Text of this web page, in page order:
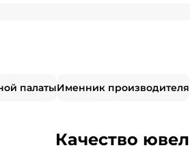
палатыИменник производителя
Качество